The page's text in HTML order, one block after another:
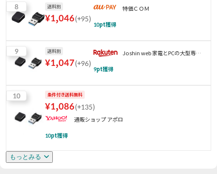
8 送料別
¥1,046(+95)
特価ＣＯＭ
10pt獲得
9 送料別
¥1,047(+96)
Joshin web 家電とPCの大型専門
9pt獲得
10 条件付き送料無料
¥1,086(+135)
通販ショップ アポロ
10pt獲得
もっとみる